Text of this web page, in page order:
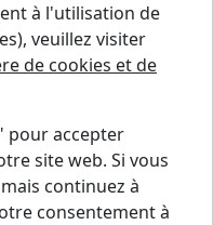
à l'utilisation de
veuillez visiter
de cookies et de
pour accepter
site web. Si vous
continuez à
consentement à
anglais)
anglais)